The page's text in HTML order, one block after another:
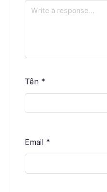
Tên *
Email *